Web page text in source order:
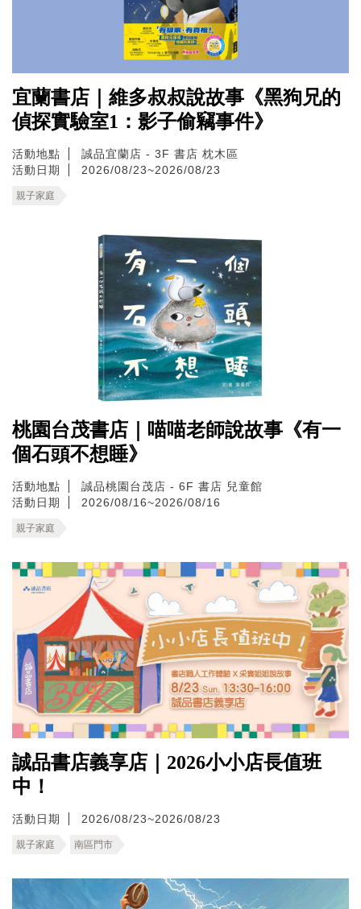
宜蘭書店｜維多叔叔說故事《黑狗兄的
偵探實驗室1：影子偷竊事件》
活動地點
誠品宜蘭店 - 3F 書店 枕木區
活動日期
2026/08/23~2026/08/23
親子家庭
桃園台茂書店｜喵喵老師說故事《有一
個石頭不想睡》
活動地點
誠品桃園台茂店 - 6F 書店 兒童館
活動日期
2026/08/16~2026/08/16
親子家庭
誠品書店義享店｜2026小小店長值班
中！
活動日期 2026/08/23~2026/08/23
親子家庭 南區門市